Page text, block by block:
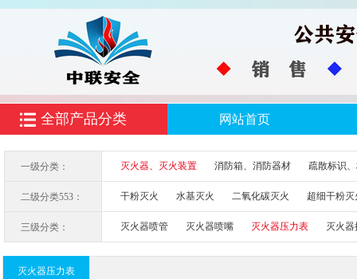
全部产品分类 网站首页
一级分类： 灭火器、灭火装置 消防箱、消防器材 疏散标识
二级分类553： 干粉灭火 水基灭火 二氧化碳灭火 超细干粉灭
细水雾灭火
三级分类： 灭火器喷管 灭火器喷嘴 灭火器压力表 灭火器
灭火器压力表